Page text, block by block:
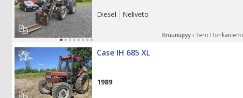
Diesel Neliveto
Kruunupyy ›Tero Honkaniemi
Case IH 685 XL
1989